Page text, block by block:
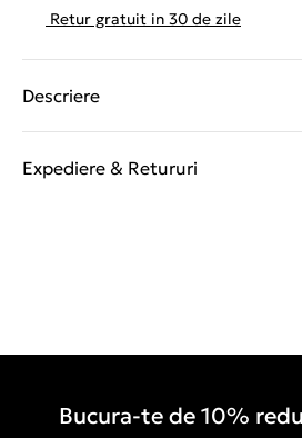
Retur gratuit in 30 de zile
Descriere
Expediere & Retururi
Bucura-te de 10%